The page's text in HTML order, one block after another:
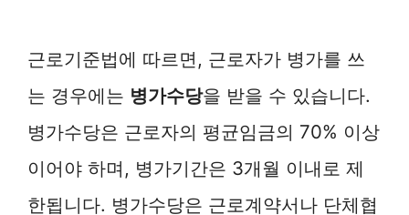
근로기준법에 따르면, 근로자가 병가를 쓰
는 경우에는 병가수당을 받을 수 있습니다.
병가수당은 근로자의 평균임금의 70% 이상
이어야 하며, 병가기간은 3개월 이내로 제
한됩니다. 병가수당은 근로계약서나 단체협